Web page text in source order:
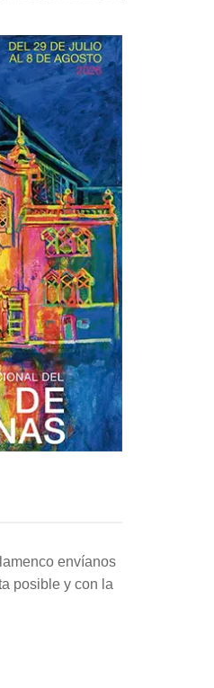
envíanos
posible y con la